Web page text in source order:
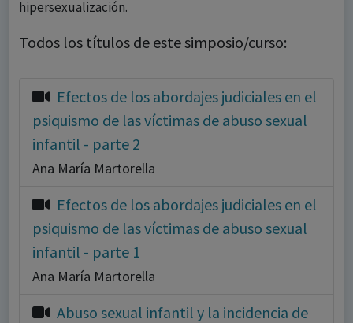
hipersexualización.
Todos los títulos de este simposio/curso:
Efectos de los abordajes judiciales en el
psiquismo de las víctimas de abuso sexual
infantil - parte 2
Ana María Martorella
Efectos de los abordajes judiciales en el
psiquismo de las víctimas de abuso sexual
infantil - parte 1
Ana María Martorella
Abuso sexual infantil y la incidencia de